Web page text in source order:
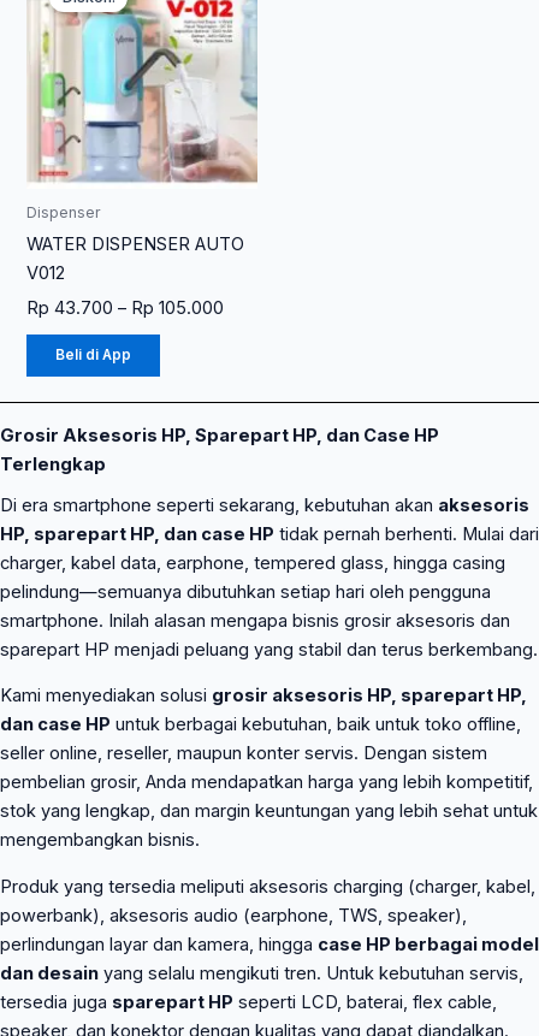
Dispenser
WATER DISPENSER AUTO
V012
Rp 43.700 – Rp 105.000
Rp 43.700
hingga
Beli di App
memiliki
beberapa
varian.
Pilihan
ini
dapat
di
Grosir Aksesoris HP, Sparepart HP, dan Case HP
Terlengkap
Di era smartphone seperti sekarang, kebutuhan akan aksesoris
HP, sparepart HP, dan case HP tidak pernah berhenti. Mulai dari
charger, kabel data, earphone, tempered glass, hingga casing
pelindung—semuanya dibutuhkan setiap hari oleh pengguna
smartphone. Inilah alasan mengapa bisnis grosir aksesoris dan
sparepart HP menjadi peluang yang stabil dan terus berkembang.
Kami menyediakan solusi grosir aksesoris HP, sparepart HP,
dan case HP untuk berbagai kebutuhan, baik untuk toko offline,
seller online, reseller, maupun konter servis. Dengan sistem
pembelian grosir, Anda mendapatkan harga yang lebih kompetitif,
stok yang lengkap, dan margin keuntungan yang lebih sehat untuk
mengembangkan bisnis.
Produk yang tersedia meliputi aksesoris charging (charger, kabel,
powerbank), aksesoris audio (earphone, TWS, speaker),
perlindungan layar dan kamera, hingga case HP berbagai model
dan desain yang selalu mengikuti tren. Untuk kebutuhan servis,
tersedia juga sparepart HP seperti LCD, baterai, flex cable,
speaker, dan konektor dengan kualitas yang dapat diandalkan.